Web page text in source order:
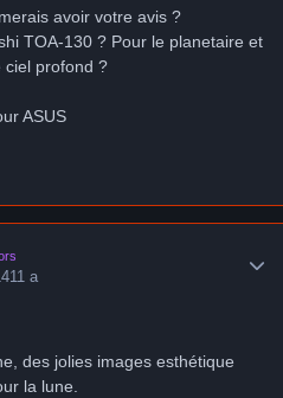
avoir votre avis ?
TOA-130 ? Pour le planetaire et
ciel profond ?
ASUS
11 a
des jolies images esthétique
la lune.